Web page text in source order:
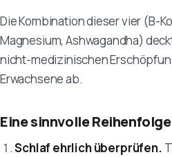
Die Kombination dieser vier (B-
Magnesium, Ashwagandha)
nicht-medizinischen
Erwachsene ab.
Eine sinnvolle Reihenfolge
Schlaf ehrlich überprüfen.